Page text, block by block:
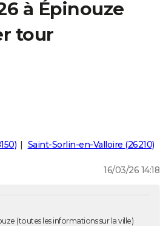
à Épinouze
tour
Saint-Sorlin-en-Valloire (26210)
16/03/26 14:18
(toutes les informations sur la ville)